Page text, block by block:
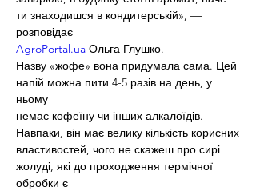
ти знаходишся в кондитерській», —
розповідає
AgroPortal.ua Ольга Глушко.
Назву «жофе» вона придумала сама. Цей
напій можна пити 4-5 разів на день, у
ньому
немає кофеїну чи інших алкалоїдів.
Навпаки, він має велику кількість корисних
властивостей, чого не скажеш про сирі
жолуді, які до проходження термічної
обробки є